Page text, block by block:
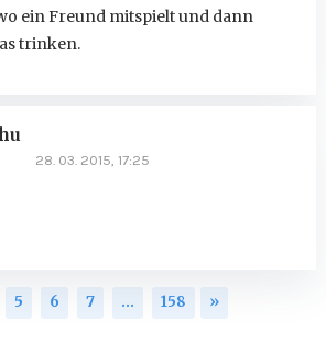
ein Freund mitspielt und dann
trinken.
28. 03. 2015, 17:25
5 6 7 … 158 »